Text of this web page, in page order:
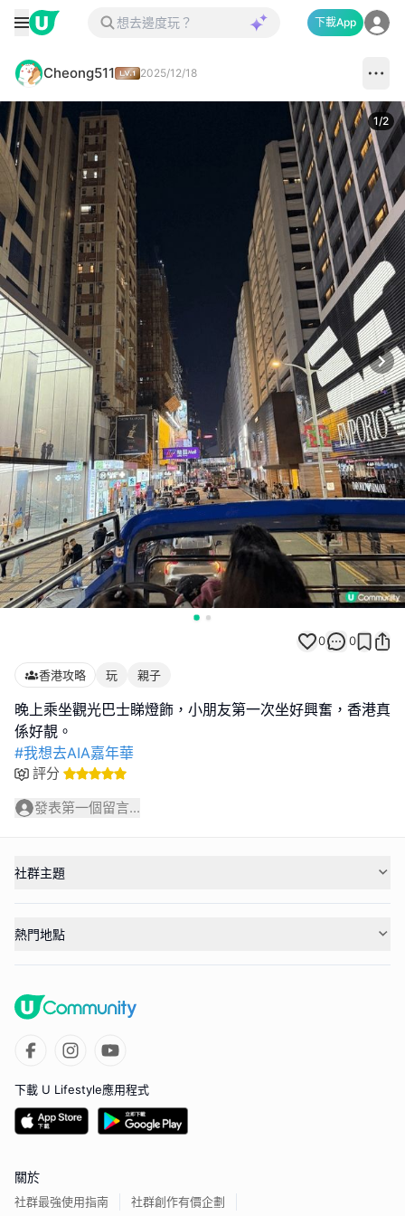
下載App
Cheong511 2025/12/18
1/2
0 0
香港攻略 玩 親子
晚上乘坐觀光巴士睇燈飾，小朋友第一次坐好興奮，香港真
#我想去AIA嘉年華
評分
發表第一個留言...
社群主題
熱門地點
下載 U Lifestyle應用程式
關於
社群最強使用指南 社群創作有價企劃